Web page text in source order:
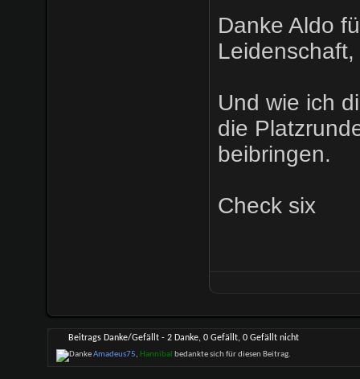
Danke Aldo
Und wie ich
die
beibringen.
Check six
Beitrags Danke/Gefällt - 2 Danke, 0 Gefällt, 0 Gefällt nicht
Amadeus75, Hannibal bedankte sich für diesen Beitrag.